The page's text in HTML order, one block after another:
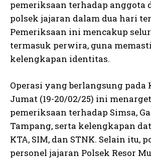
pemeriksaan terhadap anggota
polsek jajaran dalam dua hari
Pemeriksaan ini mencakup
termasuk perwira, guna
kelengkapan identitas.
Operasi yang berlangsung pada
Jumat (19-20/02/25) ini
pemeriksaan terhadap Simsa,
Tampang, serta kelengkapan
KTA, SIM, dan STNK. Selain itu,
personel jajaran Polsek Resor